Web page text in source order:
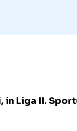
Liga II.